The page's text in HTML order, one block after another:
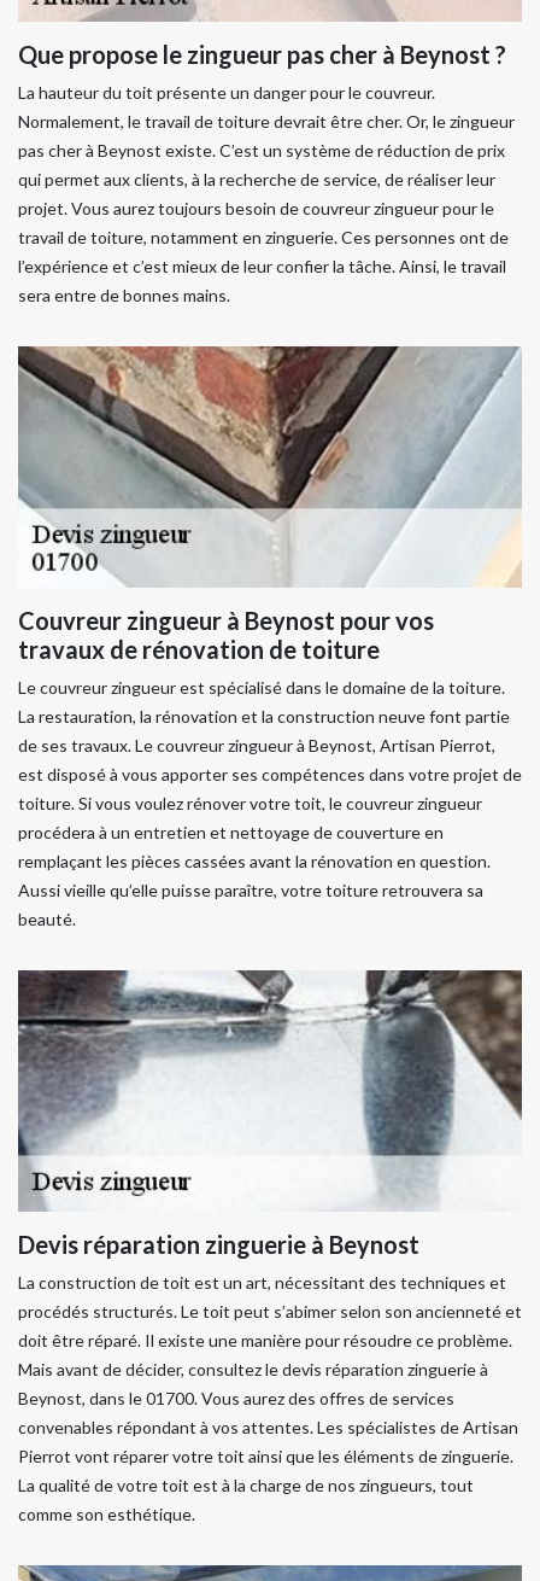
Que propose le zingueur pas cher à Beynost ?
La hauteur du toit présente un danger pour le couvreur.
Normalement, le travail de toiture devrait être cher. Or, le zingueur
pas cher à Beynost existe. C’est un système de réduction de prix
qui permet aux clients, à la recherche de service, de réaliser leur
projet. Vous aurez toujours besoin de couvreur zingueur pour le
travail de toiture, notamment en zinguerie. Ces personnes ont de
l’expérience et c’est mieux de leur confier la tâche. Ainsi, le travail
sera entre de bonnes mains.
Couvreur zingueur à Beynost pour vos
travaux de rénovation de toiture
Le couvreur zingueur est spécialisé dans le domaine de la toiture.
La restauration, la rénovation et la construction neuve font partie
de ses travaux. Le couvreur zingueur à Beynost, Artisan Pierrot,
est disposé à vous apporter ses compétences dans votre projet de
toiture. Si vous voulez rénover votre toit, le couvreur zingueur
procédera à un entretien et nettoyage de couverture en
remplaçant les pièces cassées avant la rénovation en question.
Aussi vieille qu’elle puisse paraître, votre toiture retrouvera sa
beauté.
Devis réparation zinguerie à Beynost
La construction de toit est un art, nécessitant des techniques et
procédés structurés. Le toit peut s’abimer selon son ancienneté et
doit être réparé. Il existe une manière pour résoudre ce problème.
Mais avant de décider, consultez le devis réparation zinguerie à
Beynost, dans le 01700. Vous aurez des offres de services
convenables répondant à vos attentes. Les spécialistes de Artisan
Pierrot vont réparer votre toit ainsi que les éléments de zinguerie.
La qualité de votre toit est à la charge de nos zingueurs, tout
comme son esthétique.